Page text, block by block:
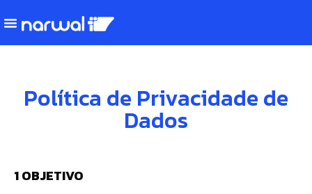
Política de Privacidade de
Dados
1 OBJETIVO